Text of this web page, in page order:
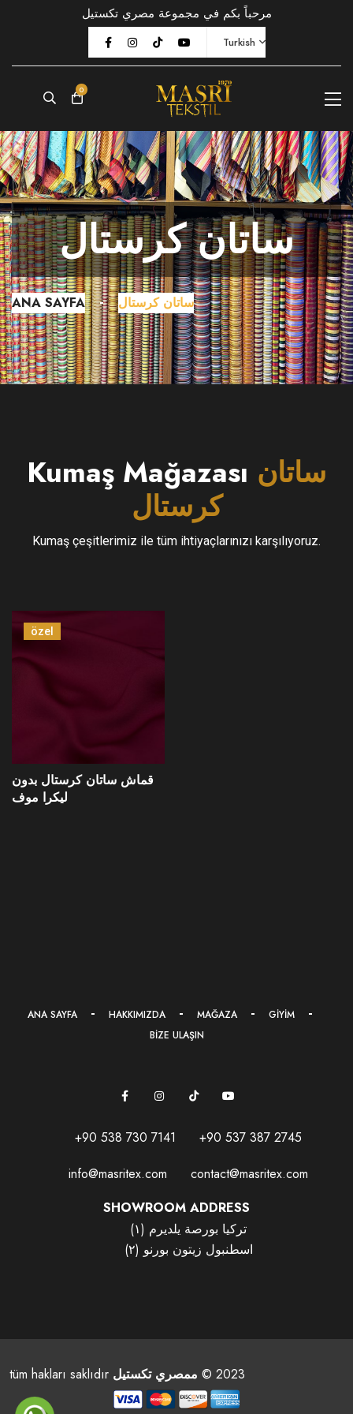
مرحباً بكم في مجموعة مصري تكستيل
Turkish
0
ساتان كرستال
ANA SAYFA ساتان كرستال
Kumaş Mağazası ساتان
كرستال
Kumaş çeşitlerimiz ile tüm ihtiyaçlarınızı karşılıyoruz.
özel
قماش ساتان كرستال بدون
ليكرا موف
ANA SAYFA HAKKIMIZDA MAĞAZA
GIYIM
BIZE ULAŞIN
+90 538 730 7141
+90 537 387 2745
info@masritex.com
contact@masritex.com
SHOWROOM ADDRESS
(١) تركيا بورصة يلديرم
(٢) اسطنبول زيتون بورنو
tüm hakları saklıdır ممصري تكستيل © 2023